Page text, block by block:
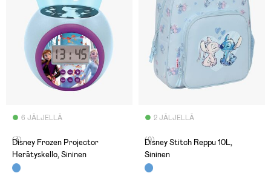
6 JÄLJELLÄ
(3)
Disney Frozen Projector
Herätyskello, Sininen
2 JÄLJELLÄ
(0)
Disney Stitch Reppu 10L,
Sininen